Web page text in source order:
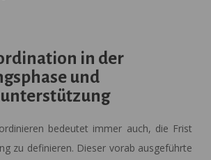
in der
und
bedeutet immer auch, die Frist
zu definieren. Dieser vorab ausgeführte